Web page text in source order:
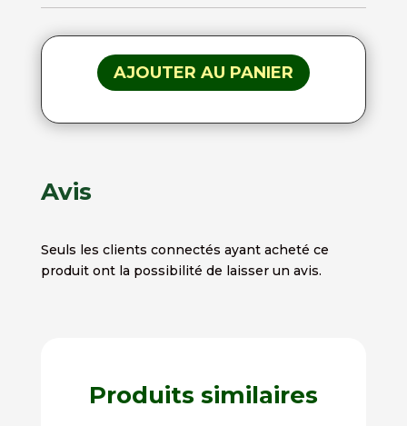
AJOUTER AU PANIER
Avis
Seuls les clients connectés ayant acheté ce
produit ont la possibilité de laisser un avis.
Produits similaires